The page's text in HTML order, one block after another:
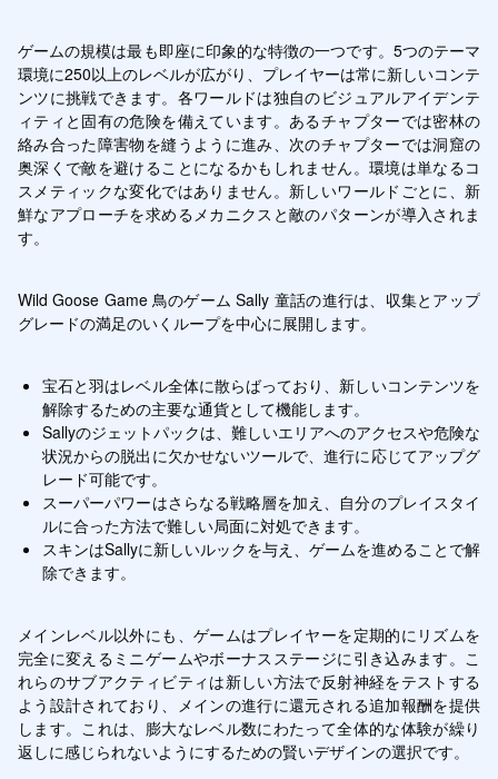
ゲームの規模は最も即座に印象的な特徴の一つです。5つのテーマ
環境に250以上のレベルが広がり、プレイヤーは常に新しいコンテ
ンツに挑戦できます。各ワールドは独自のビジュアルアイデンテ
ィティと固有の危険を備えています。あるチャプターでは密林の
絡み合った障害物を縫うように進み、次のチャプターでは洞窟の
奥深くで敵を避けることになるかもしれません。環境は単なるコ
スメティックな変化ではありません。新しいワールドごとに、新
鮮なアプローチを求めるメカニクスと敵のパターンが導入されま
す。
Wild Goose Game 鳥のゲーム Sally 童話の進行は、収集とアップ
グレードの満足のいくループを中心に展開します。
宝石と羽はレベル全体に散らばっており、新しいコンテンツを
解除するための主要な通貨として機能します。
Sallyのジェットパックは、難しいエリアへのアクセスや危険な
状況からの脱出に欠かせないツールで、進行に応じてアップグ
レード可能です。
スーパーパワーはさらなる戦略層を加え、自分のプレイスタイ
ルに合った方法で難しい局面に対処できます。
スキンはSallyに新しいルックを与え、ゲームを進めることで解
除できます。
メインレベル以外にも、ゲームはプレイヤーを定期的にリズムを
完全に変えるミニゲームやボーナスステージに引き込みます。こ
れらのサブアクティビティは新しい方法で反射神経をテストする
よう設計されており、メインの進行に還元される追加報酬を提供
します。これは、膨大なレベル数にわたって全体的な体験が繰り
返しに感じられないようにするための賢いデザインの選択です。